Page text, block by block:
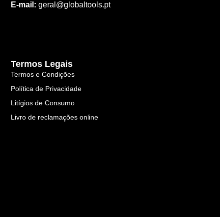
E-mail: geral@globaltools.pt
Termos Legais
Termos e Condições
Política de Privacidade
Litígios de Consumo
Livro de reclamações online